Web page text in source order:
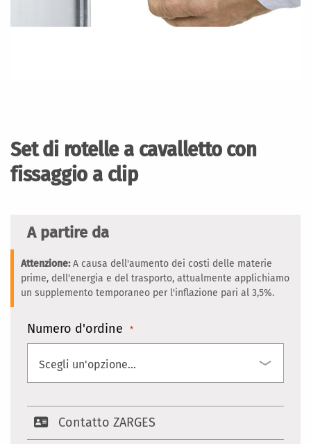
Set di rotelle a cavalletto con
fissaggio a clip
A partire da
Attenzione:A causa dell'aumento dei costi delle materie
prime, dell'energia e del trasporto, attualmente applichiamo
un supplemento temporaneo per l'inflazione pari al 3,5%.
Numero d'ordine
Contatto ZARGES
galleria
di
immagini